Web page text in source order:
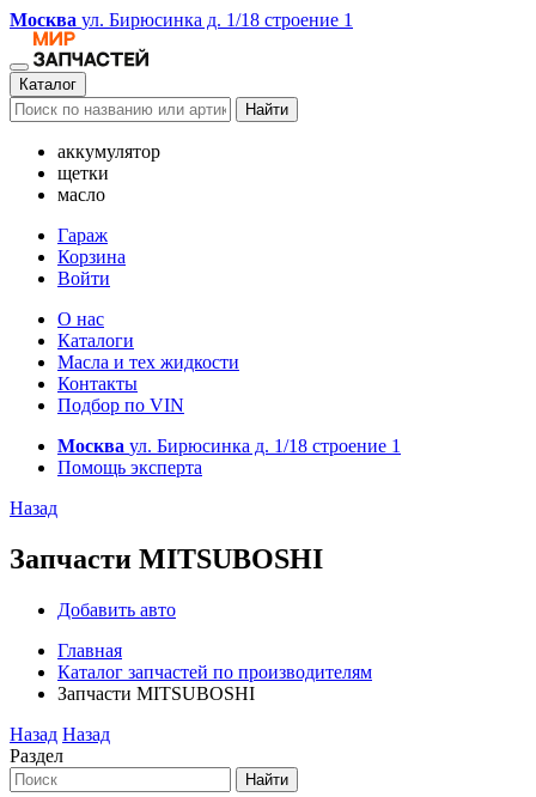
Москва ул. Бирюсинка д. 1/18 строение 1
Каталог
Найти
аккумулятор
щетки
масло
Гараж
Корзина
Войти
О нас
Каталоги
Масла и тех жидкости
Контакты
Подбор по VIN
Москва ул. Бирюсинка д. 1/18 строение 1
Помощь эксперта
Назад
Запчасти MITSUBOSHI
Добавить авто
Главная
Каталог запчастей по производителям
Запчасти MITSUBOSHI
Назад Назад
Раздел
Найти